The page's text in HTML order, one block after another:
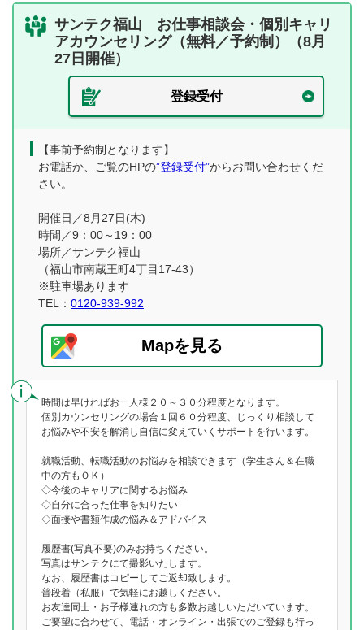
サンテク福山 お仕事相談会・個別キャリ
アカウンセリング（無料／予約制）（8月
27日開催）
登録受付
【事前予約制となります】
お電話か、ご覧のHPの”登録受付”からお問い合わせくだ
さい。
開催日／8月27日(木)
時間／9：00～19：00
場所／サンテク福山
（福山市南蔵王町4丁目17-43）
※駐車場あります
TEL： 0120-939-992
Mapを見る
時間は早ければお一人様２０～３０分程度となります。
個別カウンセリングの場合１回６０分程度、じっくり相談して
お悩みや不安を解消し自信に変えていくサポートを行います。
就職活動、転職活動のお悩みを相談できます（学生さん＆在職
中の方もＯＫ）
◇今後のキャリアに関するお悩み
◇自分に合った仕事を知りたい
◇面接や書類作成の悩み＆アドバイス
履歴書(写真不要)のみお持ちください。
写真はサンテクにて撮影いたします。
なお、履歴書はコピーしてご返却致します。
普段着（私服）で気軽にお越しください。
お友達同士・お子様連れの方も多数お越しいただいています。
ご要望に合わせて、電話・オンライン・出張でのご登録も行っ